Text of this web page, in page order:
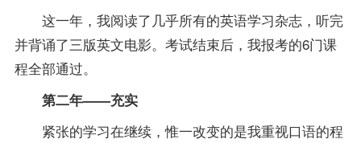
这一年，我阅读了几乎所有的英语学习杂志，听完
并背诵了三版英文电影。考试结束后，我报考的6门课
程全部通过。
第二年——充实
紧张的学习在继续，惟一改变的是我重视口语的程